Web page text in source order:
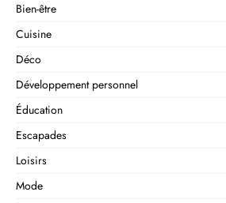
Bien-être
Cuisine
Déco
Développement personnel
Éducation
Escapades
Loisirs
Mode